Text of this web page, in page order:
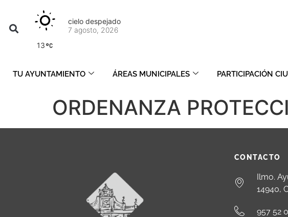
13
cielo despejado
7 agosto, 2026
TU AYUNTAMIENTO ÁREAS MUNICIPALES PARTICIPACIÓN
ORDENANZA
CONTACTO
Ilmo.
14940,
957 52